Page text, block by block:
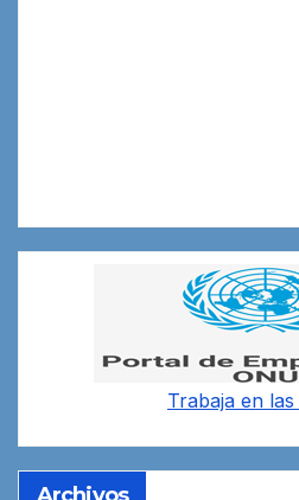
Trabaja en las